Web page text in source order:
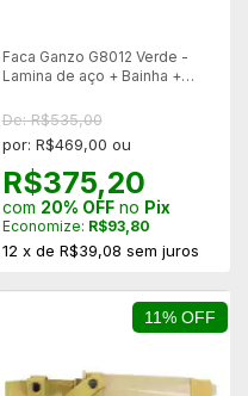
Faca Ganzo G8012 Verde -
Lamina de aço + Bainha +
De: R$535,00
por: R$469,00 ou
R$375,20
com 20% OFFno Pix
Economize: R$93,80
12 x de R$39,08 sem juros
11% OFF